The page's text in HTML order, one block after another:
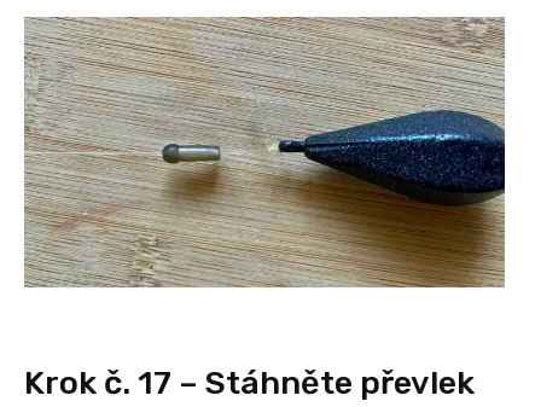
Krok č. 17 – Stáhněte převlek